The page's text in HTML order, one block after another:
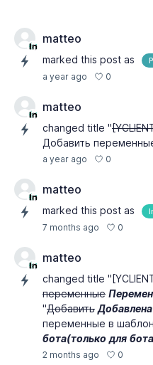
matteo
marked this post as
a year ago 0
matteo
changed title "
Добавить
a year ago 0
matteo
marked this post as
7 months ago 0
matteo
changed title
переменные
"Добавить Добавлена
переменные в
бота(только для бота
2 months ago 0